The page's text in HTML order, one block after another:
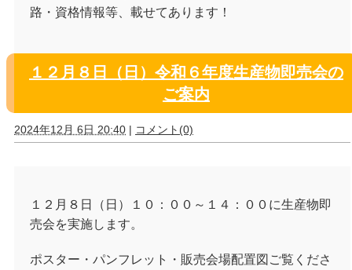
路・資格情報等、載せてあります！
１２月８日（日）令和６年度生産物即売会の
ご案内
2024年12月 6日 20:40 | コメント(0)
１２月８日（日）１０：００～１４：００に生産物即
売会を実施します。
ポスター・パンフレット・販売会場配置図ご覧くださ